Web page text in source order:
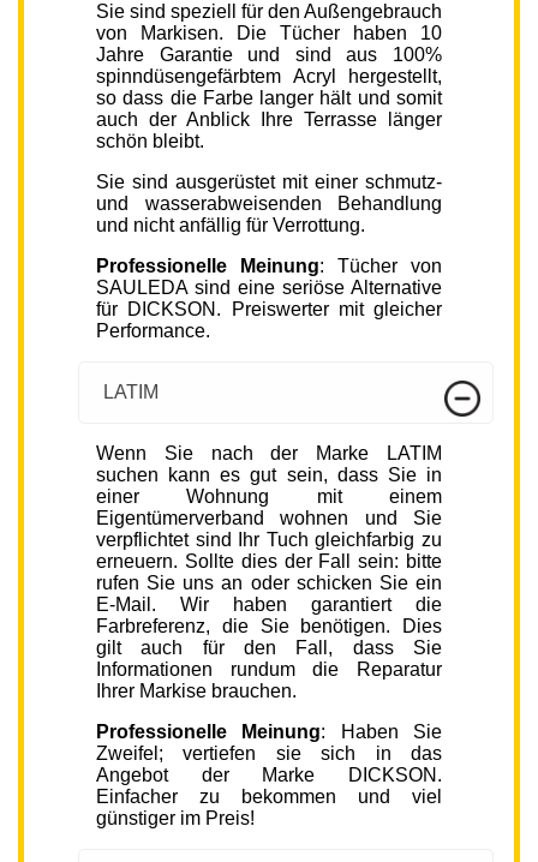
Sie sind speziell für den Außengebrauch
von Markisen. Die Tücher haben 10
Jahre Garantie und sind aus 100%
spinndüsengefärbtem Acryl hergestellt,
so dass die Farbe langer hält und somit
auch der Anblick Ihre Terrasse länger
schön bleibt.
Sie sind ausgerüstet mit einer schmutz-
und wasserabweisenden Behandlung
und nicht anfällig für Verrottung.
Professionelle Meinung: Tücher von
SAULEDA sind eine seriöse Alternative
für DICKSON. Preiswerter mit gleicher
Performance.
LATIM
Wenn Sie nach der Marke LATIM
suchen kann es gut sein, dass Sie in
einer Wohnung mit einem
Eigentümerverband wohnen und Sie
verpflichtet sind Ihr Tuch gleichfarbig zu
erneuern. Sollte dies der Fall sein: bitte
rufen Sie uns an oder schicken Sie ein
E-Mail. Wir haben garantiert die
Farbreferenz, die Sie benötigen. Dies
gilt auch für den Fall, dass Sie
Informationen rundum die Reparatur
Ihrer Markise brauchen.
Professionelle Meinung: Haben Sie
Zweifel; vertiefen sie sich in das
Angebot der Marke DICKSON.
Einfacher zu bekommen und viel
günstiger im Preis!